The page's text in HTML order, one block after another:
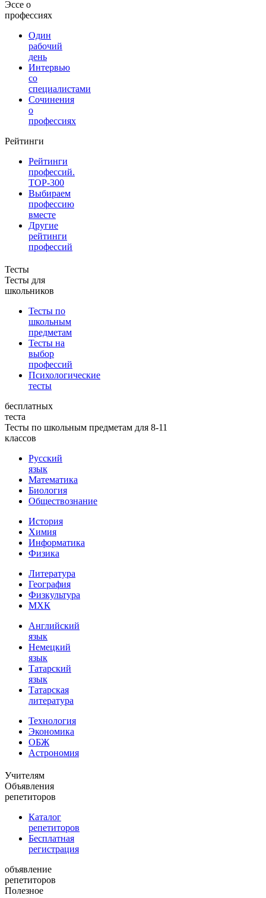
Эссе о
профессиях
Один
рабочий
день
Интервью
со
специалистами
Сочинения
о
профессиях
Рейтинги
Рейтинги
профессий.
TOP-300
Выбираем
профессию
вместе
Другие
рейтинги
профессий
Тесты
Тесты для
школьников
Тесты по
школьным
предметам
Тесты на
выбор
профессий
Психологические
тесты
бесплатных
теста
Тесты по школьным предметам для 8-11
классов
Русский
язык
Математика
Биология
Обществознание
История
Химия
Информатика
Физика
Литература
География
Физкультура
МХК
Английский
язык
Немецкий
язык
Татарский
язык
Татарская
литература
Технология
Экономика
ОБЖ
Астрономия
Учителям
Объявления
репетиторов
Каталог
репетиторов
Бесплатная
регистрация
объявление
репетиторов
Полезное